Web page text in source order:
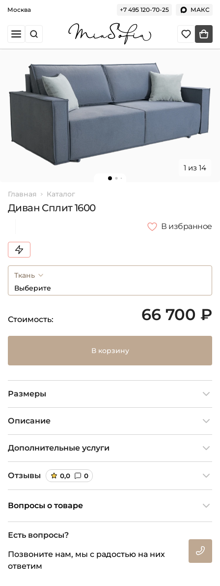
Москва +7 495 120-70-25 МАКС
1 из 14
Главная Каталог
Диван Сплит 1600
В избранное
Ткань
Выберите
Стоимость: 66 700 ₽
В корзину
Размеры
Описание
Дополнительные услуги
Отзывы 0,0 0
Вопросы о товаре
Есть вопросы?
Позвоните нам, мы с радостью на них
ответим